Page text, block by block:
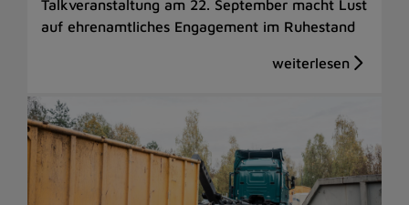
Talkveranstaltung am 22. September macht Lust
auf ehrenamtliches Engagement im Ruhestand